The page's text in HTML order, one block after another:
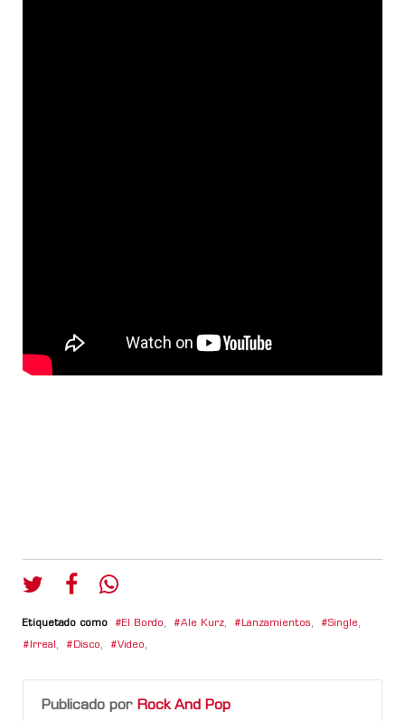
Etiquetado como El Bordo, Ale Kurz, Lanzamientos, Single,
Irreal , Disco, Video,
Publicado por Rock And Pop